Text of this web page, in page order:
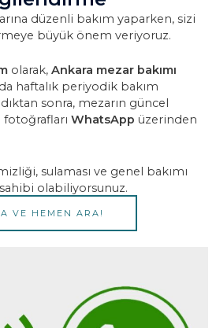
düzenli bakım yaparken, sizi
büyük önem veriyoruz.
olarak, Ankara mezar bakımı
haftalık periyodik bakım
sonra, mezarın güncel
WhatsApp üzerinden
sulaması ve genel bakımı
olabiliyorsunuz.
VE HEMEN ARA!